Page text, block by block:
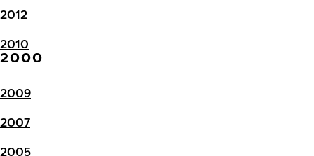
2012
2010
2000
2009
2007
2005